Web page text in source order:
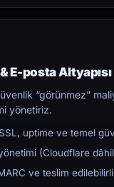
E-posta Altyapısı
“görünmez”
yönetiriz.
uptime ve temel
(Cloudflare
ve teslim